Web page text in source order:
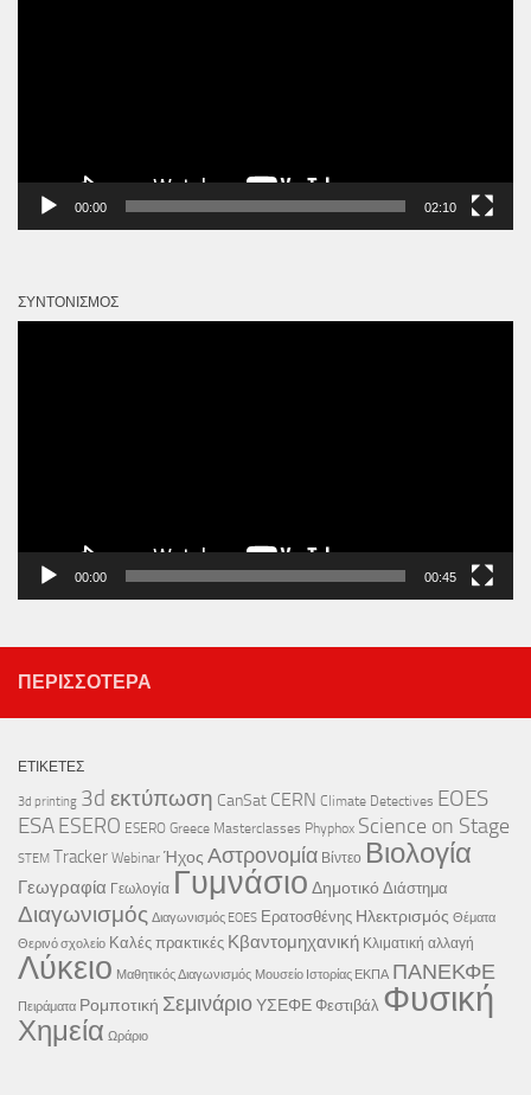
00:00 02:10
ΣΥΝΤΟΝΙΣΜΌΣ
00:00 00:45
ΠΕΡΙΣΣΌΤΕΡΑ
ΕΤΙΚΈΤΕΣ
3d printing 3d εκτύπωση CanSat CERN Climate Detectives EOES
ESAESERO ESERO Greece Masterclasses Phyphox Science on Stage
STEM Tracker Webinar Ήχος Αστρονομία Βίντεο Βιολογία
Γεωγραφία Γεωλογία Γυμνάσιο Δημοτικό Διάστημα
Διαγωνισμός Διαγωνισμός EOES Ερατοσθένης Ηλεκτρισμός Θέματα
Θερινό σχολείο Καλές πρακτικές Κβαντομηχανική Κλιματική αλλαγή
Λύκειο Μαθητικός Διαγωνισμός Μουσείο Ιστορίας ΕΚΠΑ ΠΑΝΕΚΦΕ
Πειράματα Ρομποτική ΣεμινάριοΥΣΕΦΕ Φεστιβάλ Φυσική
Χημεία Ωράριο